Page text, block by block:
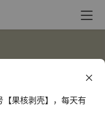
【果核剥壳】，每天有